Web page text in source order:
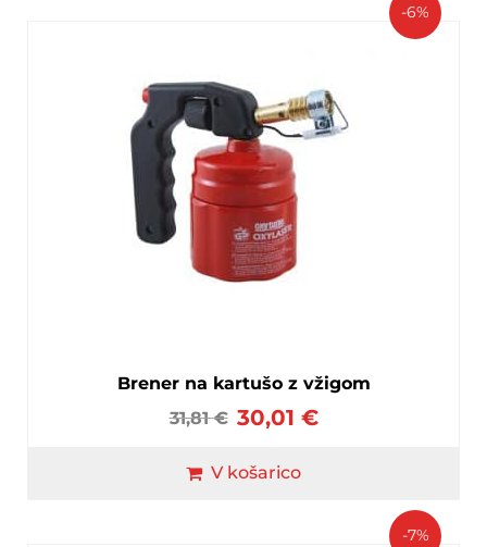
-6%
Brener na kartušo z vžigom
31,81€ 30,01 €
V košarico
-7%